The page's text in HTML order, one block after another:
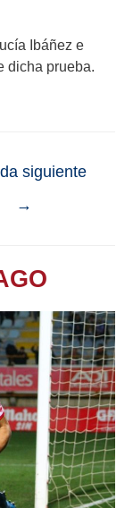
Ibáñez e
dicha prueba.
siguiente
→